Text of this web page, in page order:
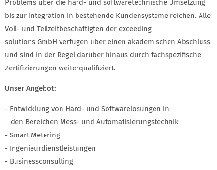
Problems über die hard- und softwaretechnische Umsetzung
bis zur Integration in bestehende Kundensysteme reichen. Alle
Voll- und Teilzeitbeschäftigten der exceeding
solutions GmbH verfügen über einen akademischen Abschluss
und sind in der Regel darüber hinaus durch fachspezifische
Zertifizierungen weiterqualifiziert.
Unser Angebot:
- Entwicklung von Hard- und Softwarelösungen in
den Bereichen Mess- und Automatisierungstechnik
- Smart Metering
- Ingenieurdienstleistungen
- Businessconsulting